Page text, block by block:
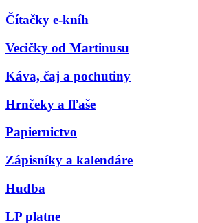
Čítačky e-kníh
Vecičky od Martinusu
Káva, čaj a pochutiny
Hrnčeky a fľaše
Papiernictvo
Zápisníky a kalendáre
Hudba
LP platne